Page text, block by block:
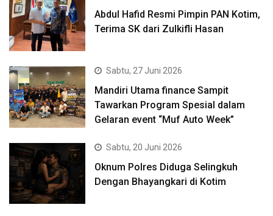
Abdul Hafid Resmi Pimpin PAN Kotim,
Terima SK dari Zulkifli Hasan
Sabtu, 27 Juni 2026
Mandiri Utama finance Sampit
Tawarkan Program Spesial dalam
Gelaran event “Muf Auto Week”
Sabtu, 20 Juni 2026
Oknum Polres Diduga Selingkuh
Dengan Bhayangkari di Kotim